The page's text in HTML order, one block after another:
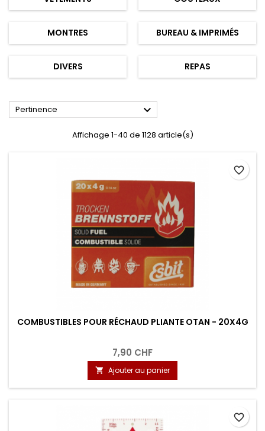
MONTRES BUREAU & IMPRIMÉS
DIVERS REPAS
Pertinence 
Affichage 1-40 de 1128 article(s)
COMBUSTIBLES POUR RÉCHAUD PLIANTE OTAN - 20X4G
7,90 CHF
 Ajouter au panier
favorite_border
favorite_border